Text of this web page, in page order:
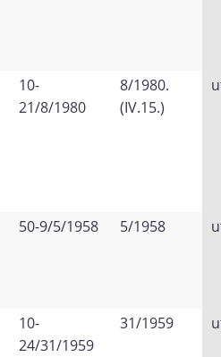
10-
21/8/1980
8/1980.
(IV.15.)
50-9/5/1958 5/1958
10-
24/31/1959
31/1959